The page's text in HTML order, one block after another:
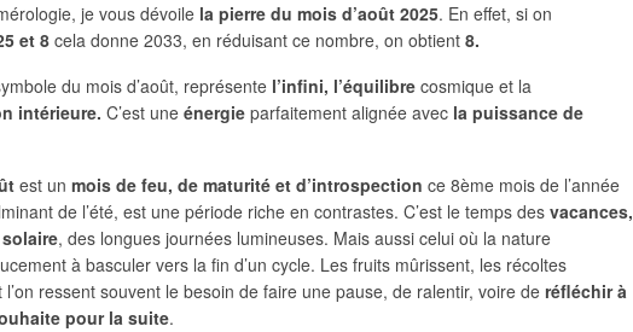
je vous dévoile la pierre du mois d’août 2025. En effet, si on
et 8cela donne 2033, en réduisant ce nombre, on obtient 8.
du mois d’août, représente l’infini, l’équilibre cosmique et la
intérieure. C’est une énergie parfaitement alignée avec la puissance de
est un mois de feu, de maturité et d’introspection ce 8ème mois de l’année
de l’été, est une période riche en contrastes. C’est le temps des vacances,
, des longues journées lumineuses. Mais aussi celui où la nature
à basculer vers la fin d’un cycle. Les fruits mûrissent, les récoltes
ressent souvent le besoin de faire une pause, de ralentir, voire de réfléchir à
pour la suite.